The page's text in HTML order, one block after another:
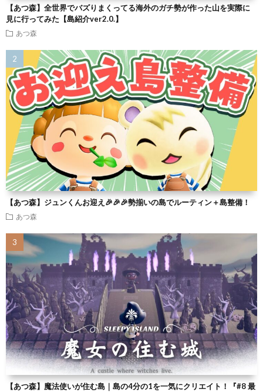
【あつ森】全世界でバズりまくってる海外のガチ勢が作った山を実際に
見に行ってみた【島紹介ver2.0.】
あつ森
【あつ森】ジュンくんお迎え🎉🎉🎉勢揃いの島でルーティン＋島整備！
あつ森
【あつ森】魔法使いが住む島｜島の4分の1を一気にクリエイト！『#8 最